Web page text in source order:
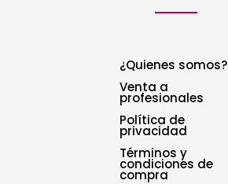
¿Quienes somos?
Venta a
profesionales
Política de
privacidad
Términos y
condiciones de
compra